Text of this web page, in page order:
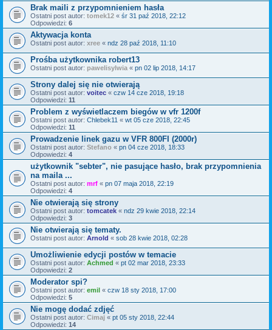
Brak maili z przypomnieniem hasła
Ostatni post autor: tomek12 « śr 31 paź 2018, 22:12
Odpowiedzi: 6
Aktywacja konta
Ostatni post autor: xree « ndz 28 paź 2018, 11:10
Prośba użytkownika robert13
Ostatni post autor: pawelisylwia « pn 02 lip 2018, 14:17
Strony dalej się nie otwierają
Ostatni post autor: voitec « czw 14 cze 2018, 19:18
Odpowiedzi: 11
Problem z wyświetlaczem biegów w vfr 1200f
Ostatni post autor: Chlebek11 « wt 05 cze 2018, 22:45
Odpowiedzi: 11
Prowadzenie linek gazu w VFR 800FI (2000r)
Ostatni post autor: Stefano « pn 04 cze 2018, 18:33
Odpowiedzi: 4
użytkownik "sebter", nie pasujące hasło, brak przypomnienia
na maila ...
Ostatni post autor: mrf « pn 07 maja 2018, 22:19
Odpowiedzi: 4
Nie otwierają się strony
Ostatni post autor: tomcatek « ndz 29 kwie 2018, 22:14
Odpowiedzi: 3
Nie otwierają się tematy.
Ostatni post autor: Arnold « sob 28 kwie 2018, 02:28
Umożliwienie edycji postów w temacie
Ostatni post autor: Achmed « pt 02 mar 2018, 23:33
Odpowiedzi: 2
Moderator spi?
Ostatni post autor: emil « czw 18 sty 2018, 17:00
Odpowiedzi: 5
Nie mogę dodać zdjęć
Ostatni post autor: Cimaj « pt 05 sty 2018, 22:44
Odpowiedzi: 14